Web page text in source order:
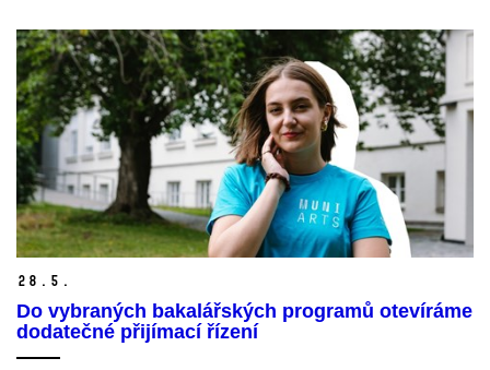
28. 5.
Do vybraných bakalářských programů otevíráme
dodatečné přijímací řízení